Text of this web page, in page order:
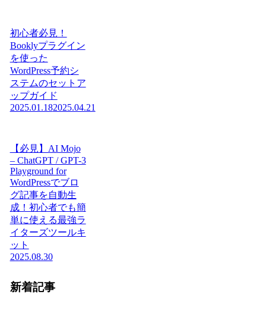
初心者必見！
Booklyプラグイン
を使った
WordPress予約シ
ステムのセットア
ップガイド
2025.01.182025.04.21
【必見】AI Mojo
– ChatGPT / GPT-3
Playground for
WordPressでブロ
グ記事を自動生
成！初心者でも簡
単に使える最強ラ
イターズツールキ
ット
2025.08.30
新着記事